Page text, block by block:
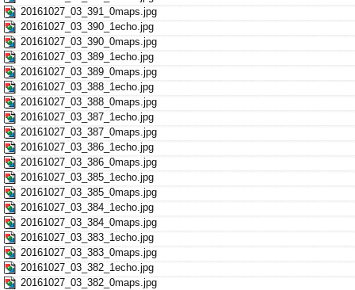
20161027_03_391_0maps.jpg
20161027_03_390_1echo.jpg
20161027_03_390_0maps.jpg
20161027_03_389_1echo.jpg
20161027_03_389_0maps.jpg
20161027_03_388_1echo.jpg
20161027_03_388_0maps.jpg
20161027_03_387_1echo.jpg
20161027_03_387_0maps.jpg
20161027_03_386_1echo.jpg
20161027_03_386_0maps.jpg
20161027_03_385_1echo.jpg
20161027_03_385_0maps.jpg
20161027_03_384_1echo.jpg
20161027_03_384_0maps.jpg
20161027_03_383_1echo.jpg
20161027_03_383_0maps.jpg
20161027_03_382_1echo.jpg
20161027_03_382_0maps.jpg